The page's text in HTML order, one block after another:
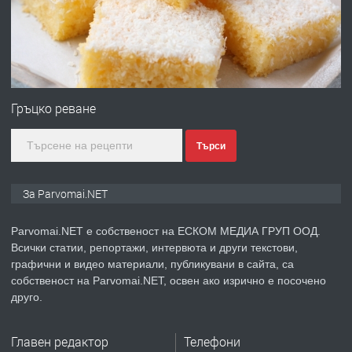
преди 1 година
ПРЕДЛАГА
Първи поход "По стъпките на Ангел
преди 1 година
ПРЕДЛАГА Уроци по Математика
Гръцко реване
Търси
За Parvomai.NET
Parvomai.NET е собственост на ЕСКОМ МЕДИА ГРУП ООД.
Всички статии, репортажи, интервюта и други текстови,
графични и видео материали, публикувани в сайта, са
собственост на Parvomai.NET, освен ако изрично е посочено
друго.
Главен редактор Телефони